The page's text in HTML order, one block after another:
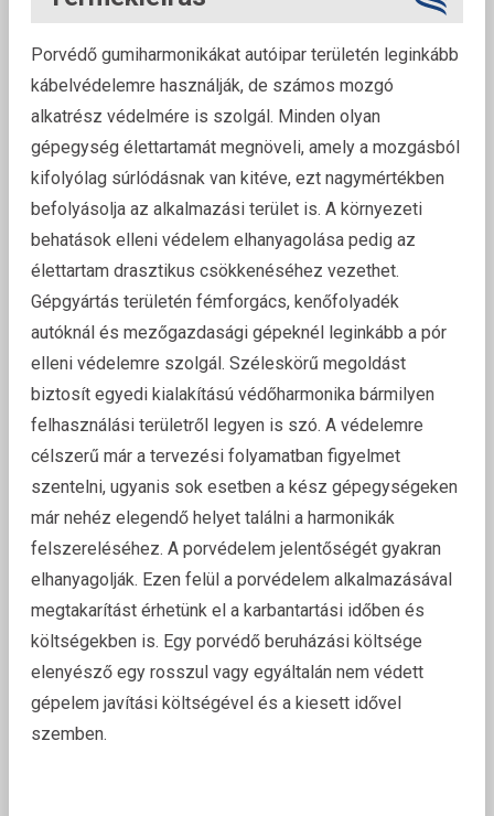
Porvédő gumiharmonikákat autóipar területén leginkább
kábelvédelemre használják, de számos mozgó
alkatrész védelmére is szolgál. Minden olyan
gépegység élettartamát megnöveli, amely a mozgásból
kifolyólag súrlódásnak van kitéve, ezt nagymértékben
befolyásolja az alkalmazási terület is. A környezeti
behatások elleni védelem elhanyagolása pedig az
élettartam drasztikus csökkenéséhez vezethet.
Gépgyártás területén fémforgács, kenőfolyadék
autóknál és mezőgazdasági gépeknél leginkább a pór
elleni védelemre szolgál. Széleskörű megoldást
biztosít egyedi kialakítású védőharmonika bármilyen
felhasználási területről legyen is szó. A védelemre
célszerű már a tervezési folyamatban figyelmet
szentelni, ugyanis sok esetben a kész gépegységeken
már nehéz elegendő helyet találni a harmonikák
felszereléséhez. A porvédelem jelentőségét gyakran
elhanyagolják. Ezen felül a porvédelem alkalmazásával
megtakarítást érhetünk el a karbantartási időben és
költségekben is. Egy porvédő beruházási költsége
elenyésző egy rosszul vagy egyáltalán nem védett
gépelem javítási költségével és a kiesett idővel
szemben.